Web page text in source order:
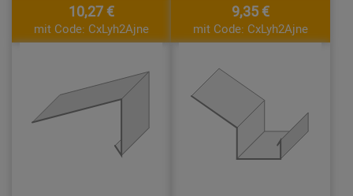
10,27 €
mit Code: CxLyh2Ajne
9,35 €
mit Code: CxLyh2Ajne